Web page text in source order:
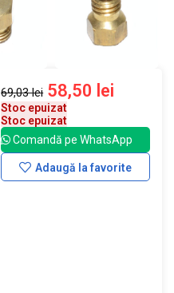
69,03lei 58,50 lei
Stoc epuizat
Stoc epuizat
Comandă pe WhatsApp
Adaugă la favorite